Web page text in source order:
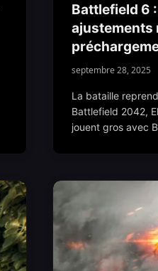
Battlefield 6
ajustements
septembre 28, 2025
La bataille
Battlefield 2042,
jouent gros avec